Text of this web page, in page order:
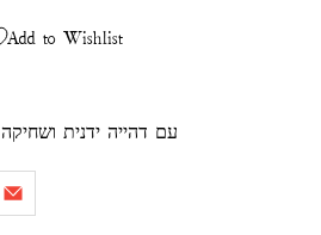
Add to Wishlist
גרבי כותנה סטרוברי MP עם דהייה ידנית ושחיקה